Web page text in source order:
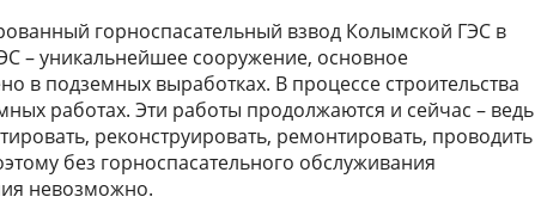
горноспасательный взвод Колымской ГЭС в
– уникальнейшее сооружение, основное
в подземных выработках. В процессе строительства
работах. Эти работы продолжаются и сейчас – ведь
реконструировать, ремонтировать, проводить
без горноспасательного обслуживания
невозможно.